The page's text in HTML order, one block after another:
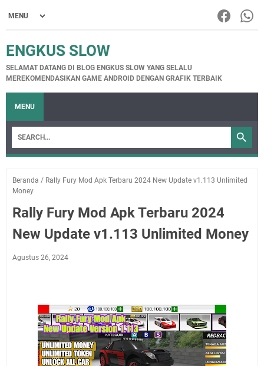
ENGKUS SLOW
SELAMAT DATANG DI BLOG ENGKUS SLOW YANG SELALU
MEREKOMENDASIKAN GAME ANDROID DENGAN GRAFIK TERBAIK
MENU
Beranda / Rally Fury Mod Apk Terbaru 2024 New Update v1.113 Unlimited
Money
Rally Fury Mod Apk Terbaru 2024
New Update v1.113 Unlimited Money
Agustus 26, 2024